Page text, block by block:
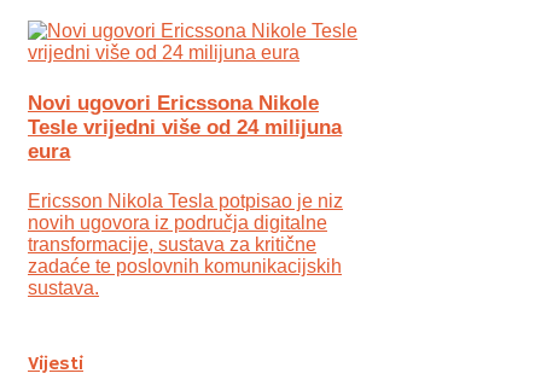
Novi ugovori Ericssona Nikole
Tesle vrijedni više od 24 milijuna
eura
Ericsson Nikola Tesla potpisao je niz
novih ugovora iz područja digitalne
transformacije, sustava za kritične
zadaće te poslovnih komunikacijskih
sustava.
Vijesti